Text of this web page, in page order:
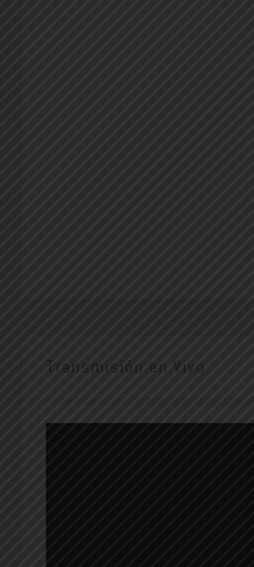
Transmisión en Vivo